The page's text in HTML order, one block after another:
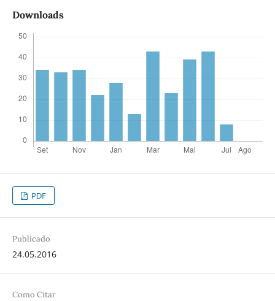
Downloads
PDF
Publicado
24.05.2016
Como Citar